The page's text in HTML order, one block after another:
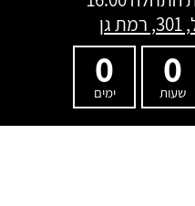
0
שעות
0
ימים